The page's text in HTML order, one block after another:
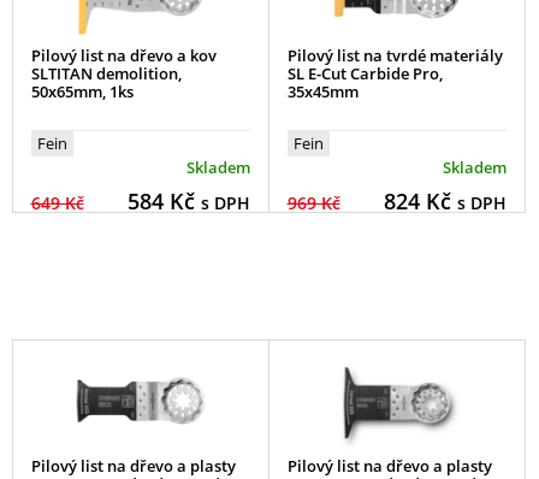
Pilový list na dřevo a kov
SLTITAN demolition,
50x65mm, 1ks
Fein
Skladem
649 Kč 584Kč s DPH
Pilový list na tvrdé materiály
SL E-Cut Carbide Pro,
35x45mm
Fein
Skladem
969 Kč 824Kč s DPH
Pilový list na dřevo a plasty
Pilový list na dřevo a plasty